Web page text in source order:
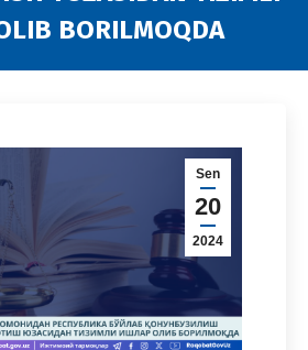
BORILMOQDA
Sen
20
2024